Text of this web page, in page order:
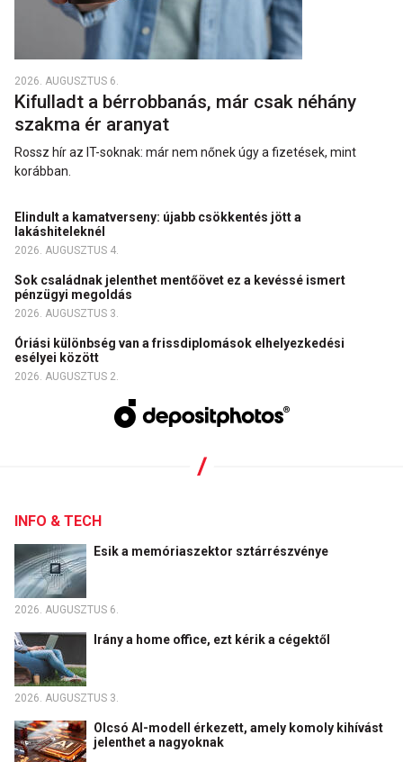
2026. AUGUSZTUS 6.
Kifulladt a bérrobbanás, már csak néhány
szakma ér aranyat
Rossz hír az IT-soknak: már nem nőnek úgy a fizetések, mint
korábban.
Elindult a kamatverseny: újabb csökkentés jött a
lakáshiteleknél
2026. AUGUSZTUS 4.
Sok családnak jelenthet mentőövet ez a kevéssé ismert
pénzügyi megoldás
2026. AUGUSZTUS 3.
Óriási különbség van a frissdiplomások elhelyezkedési
esélyei között
2026. AUGUSZTUS 2.
INFO & TECH
Esik a memóriaszektor sztárrészvénye
2026. AUGUSZTUS 6.
Irány a home office, ezt kérik a cégektől
2026. AUGUSZTUS 3.
Olcsó AI-modell érkezett, amely komoly kihívást
jelenthet a nagyoknak